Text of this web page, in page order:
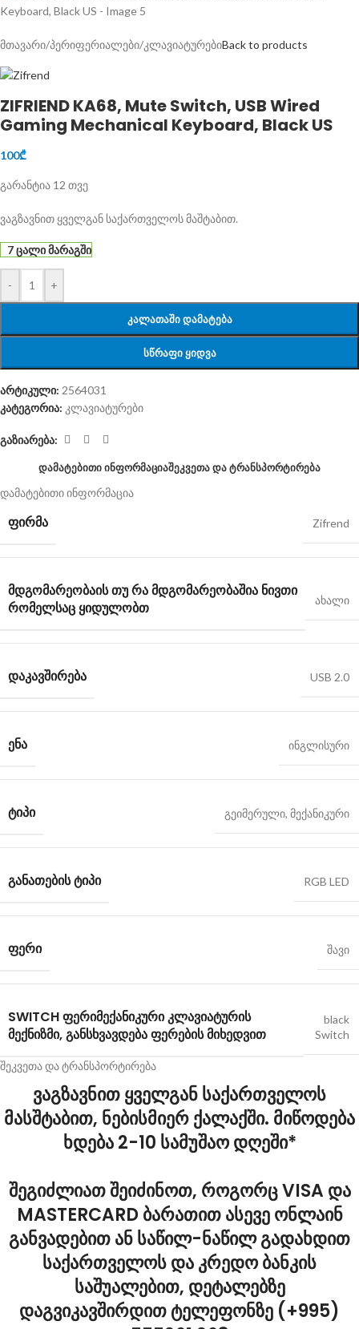
მთავარი/პერიფერიალები/კლავიატურებიBack to products
ZIFRIEND KA68, Mute Switch, USB Wired
Gaming Mechanical Keyboard, Black US
100₾
გარანტია 12 თვე
ვაგზავნით ყველგან საქართველოს მაშტაბით.
7 ცალი მარაგში
- +
ᲙᲐᲚᲐᲗᲐᲨᲘ ᲓᲐᲛᲐᲢᲔᲑᲐ
ᲡᲬᲠᲐᲤᲘ ᲧᲘᲓᲕᲐ
არტიკული: 2564031
კატეგორია: კლავიატურები
გაზიარება:
ᲓᲐᲛᲐᲢᲔᲑᲘᲗᲘ ᲘᲜᲤᲝᲠᲛᲐᲪᲘᲐᲨᲔᲙᲕᲔᲗᲐ ᲓᲐ ᲢᲠᲐᲜᲡᲞᲝᲠᲢᲘᲠᲔᲑᲐ
დამატებითი ინფორმაცია
ᲤᲘᲠᲛᲐ Zifrend
ᲛᲓᲒᲝᲛᲐᲠᲔᲝᲑᲐᲘᲡ ᲗᲣ ᲠᲐ ᲛᲓᲒᲝᲛᲐᲠᲔᲝᲑᲐᲨᲘᲐ ᲜᲘᲕᲗᲘ
ᲠᲝᲛᲔᲚᲡᲐᲪ ᲧᲘᲓᲣᲚᲝᲑᲗ
ახალი
ᲓᲐᲙᲐᲕᲨᲘᲠᲔᲑᲐ USB 2.0
ᲔᲜᲐ ინგლისური
ᲢᲘᲞᲘ გეიმერული, მექანიკური
ᲒᲐᲜᲐᲗᲔᲑᲘᲡ ᲢᲘᲞᲘ RGB LED
ᲤᲔᲠᲘ შავი
SWITCH ᲤᲔᲠᲘᲛᲔᲥᲐᲜᲘᲙᲣᲠᲘ ᲙᲚᲐᲕᲘᲐᲢᲣᲠᲘᲡ
ᲛᲔᲥᲜᲘᲖᲛᲘ, ᲒᲐᲜᲡᲮᲕᲐᲕᲓᲔᲑᲐ ᲤᲔᲠᲔᲑᲘᲡ ᲛᲘᲮᲔᲓᲕᲘᲗ
black
Switch
შეკვეთა და ტრანსპორტირება
ვაგზავნით ყველგან საქართველოს
მასშტაბით, ნებისმიერ ქალაქში. მიწოდება
ხდება 2-10 სამუშაო დღეში*
შეგიძლიათ შეიძინოთ, როგორც VISA და
MASTERCARD ბარათით ასევე ონლაინ
განვადებით ან საწილ-ნაწილ გადახდით
საქართველოს და კრედო ბანკის
საშუალებით, დეტალებზე
დაგვიკავშირდით ტელეფონზე (+995)